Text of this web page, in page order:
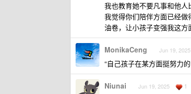
我也教育她不要凡事和他人
我觉得你们陪伴方面已经
油卷，让小孩子变强我这方
MonikaCeng Jun 19,
“自己孩子在某方面挺努力
Niunai Jun 19, 2025 1